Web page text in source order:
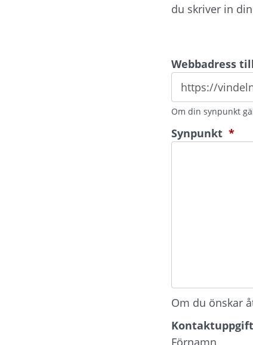
du skriver in
Webbadress
Om din synpunkt
Synpunkt *
Om du önskar
Kontaktuppgifter
Förnamn